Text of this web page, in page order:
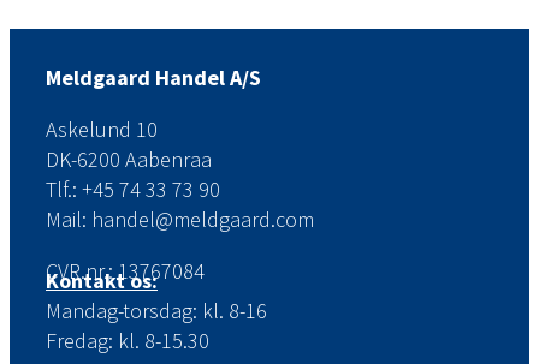
Meldgaard Handel A/S
Askelund 10
DK-6200 Aabenraa
Tlf.: +45 74 33 73 90
Mail: handel@meldgaard.com
CVR.nr.: 13767084
Kontakt os:
Mandag-torsdag: kl. 8-16
Fredag: kl. 8-15.30